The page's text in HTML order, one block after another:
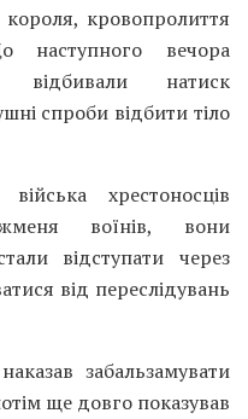
кровопролиття
наступного вечора
відбивали натиск
спроби відбити тіло
хрестоносців
воїнів, вони
відступати через
від переслідувань
забальзамувати
ще довго показував